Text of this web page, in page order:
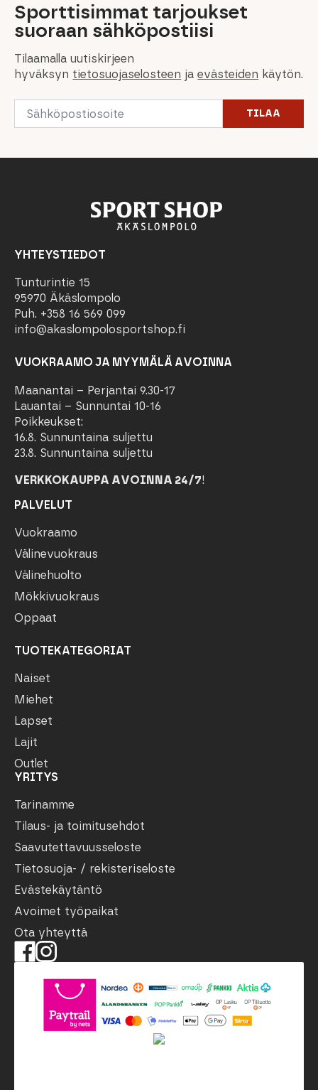
Sporttisimmat tarjoukset
suoraan sähköpostiisi
Tilaamalla uutiskirjeen
hyväksyn tietosuojaselosteen jaevästeiden käytön.
Email
TILAA
YHTEYSTIEDOT
Tunturintie 15
95970 Äkäslompolo
Puh. +358 16 569 099
info@akaslompolosportshop.fi
VUOKRAAMO JA MYYMÄLÄ AVOINNA
Maanantai – Perjantai 9.30-17
Lauantai – Sunnuntai 10-16
Poikkeukset:
16.8. Sunnuntaina suljettu
23.8. Sunnuntaina suljettu
VERKKOKAUPPA AVOINNA 24/7!
PALVELUT
Vuokraamo
Välinevuokraus
Välinehuolto
Mökkivuokraus
Oppaat
TUOTEKATEGORIAT
Naiset
Miehet
Lapset
Lajit
Outlet
YRITYS
Tarinamme
Tilaus- ja toimitusehdot
Saavutettavuusseloste
Tietosuoja- / rekisteriseloste
Evästekäytäntö
Avoimet työpaikat
Ota yhteyttä